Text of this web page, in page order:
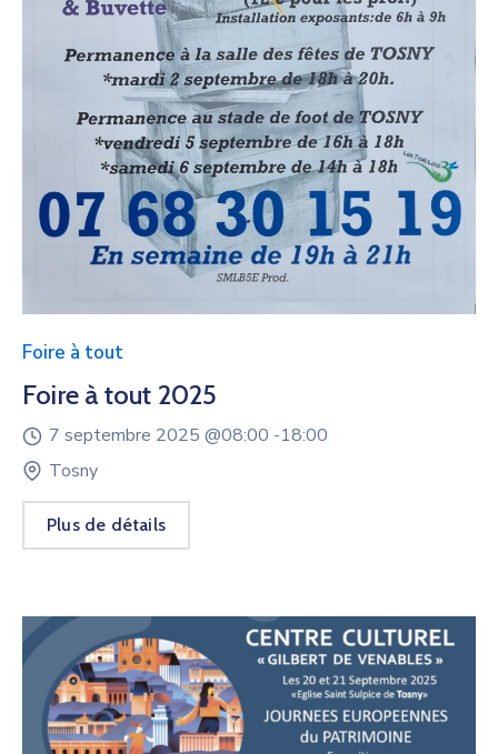
Foire à tout
Foire à tout 2025
7 septembre 2025 @08:00 -18:00
Tosny
Plus de détails